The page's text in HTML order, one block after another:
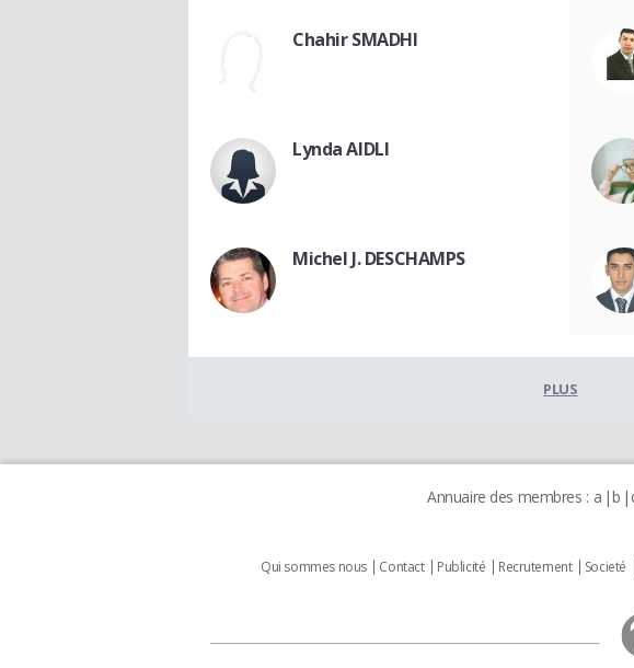
Chahir SMADHI
Lynda AIDLI
Michel J. DESCHAMPS
PLUS
Annuaire des membres : a b
Qui sommes nous Contact Publicité Recrutement Societé